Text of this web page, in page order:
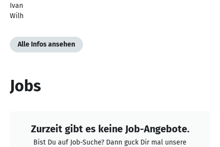
Ivan
Wilh
Alle Infos ansehen
Jobs
Zurzeit gibt es keine Job-Angebote.
Bist Du auf Job-Suche? Dann guck Dir mal unsere